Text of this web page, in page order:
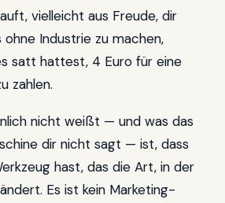
vielleicht aus Freude, dir
Industrie zu machen,
satt hattest, 4 Euro für eine
zahlen.
nicht weißt — und was das
dir nicht sagt — ist, dass
hast, das die Art, in der
. Es ist kein Marketing-